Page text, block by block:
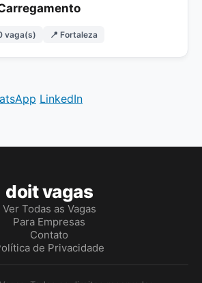
vaga(s) 📍 Fortaleza
LinkedIn
doit vagas
Ver Todas as Vagas
Para Empresas
Contato
de Privacidade